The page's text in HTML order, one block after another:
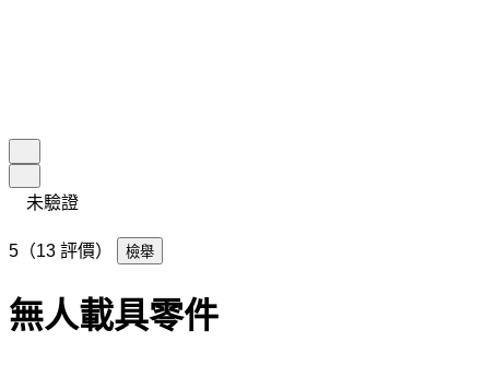
未驗證
5（13 評價） 檢舉
無人載具零件